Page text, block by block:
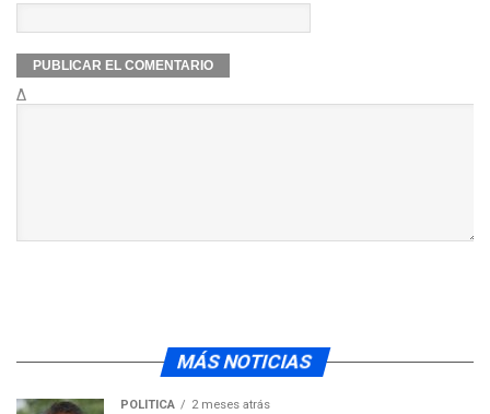
Δ
MÁS NOTICIAS
POLÍTICA 2 meses atrás